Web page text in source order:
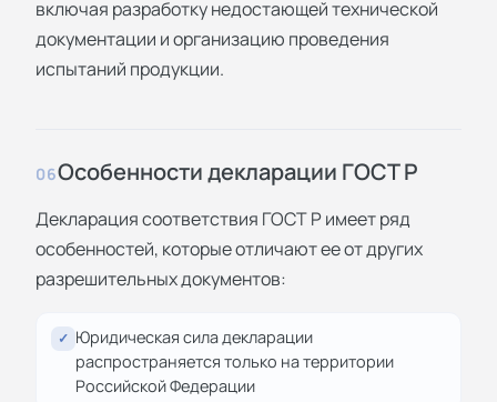
включая разработку недостающей технической
документации и организацию проведения
испытаний продукции.
06Особенности декларации ГОСТ Р
Декларация соответствия ГОСТ Р имеет ряд
особенностей, которые отличают ее от других
разрешительных документов:
✓ Юридическая сила декларации
распространяется только на территории
Российской Федерации